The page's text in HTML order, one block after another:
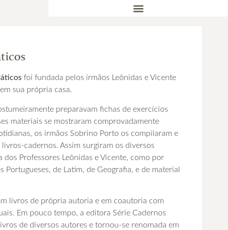
foi fundada pelos irmãos Leônidas e Vicente
sua própria casa.
preparavam fichas de exercícios
materiais se mostraram comprovadamente
os irmãos Sobrino Porto os compilaram e
cadernos. Assim surgiram os diversos
Professores Leônidas e Vicente, como por
Portugueses, de Latim, de Geografia, e de material
livros de própria autoria e em coautoria com
Em pouco tempo, a editora Série Cadernos
de diversos autores e tornou-se renomada em